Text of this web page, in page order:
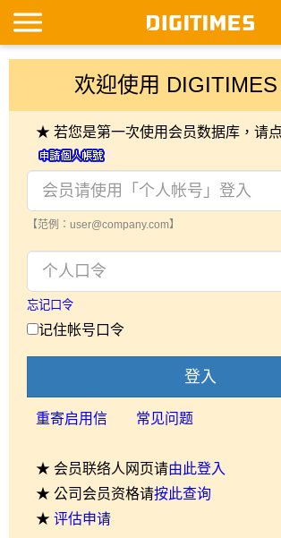
欢迎使用 DIGITIMES
★ 若您是第一次使用会员数据库，请
【范例：user@company.com】
忘记口令
记住帐号口令
登入
重寄启用信 常见问题
★ 会员联络人网页请由此登入
★ 公司会员资格请按此查询
★ 评估申请